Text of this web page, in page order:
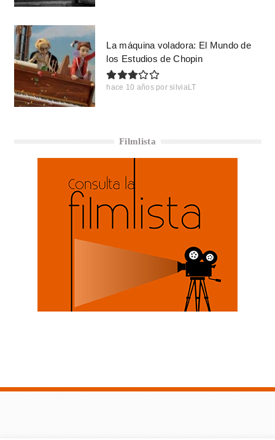
La máquina voladora: El Mundo de
los Estudios de Chopin
hace 10 años por silviaLT
Filmlista